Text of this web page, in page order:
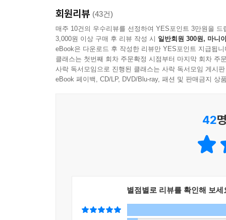
회원리뷰 (43건)
매주 10건의 우수리뷰를 선정하여 YES포인트 3만원을 드
3,000원 이상 구매 후 리뷰 작성 시 일반회원 300원, 마니
eBook은 다운로드 후 작성한 리뷰만 YES포인트 지급됩니
클래스는 첫번째 회차 주문확정 시점부터 마지막 회차 주
사락 독서모임으로 진행된 클래스는 사락 독서모임 게시
eBook 페이백, CD/LP, DVD/Blu-ray, 패션 및 판매금지 상
42
별점별로 리뷰를 확인해 보세